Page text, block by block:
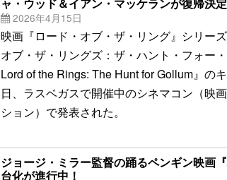
2026年4月15日
映画『ロード・オブ・ザ・リング』シリー
オブ・ザ・リングズ：ザ・ハント・フォー
Lord of the Rings: The Hunt for Gollum』の
日、ラスベガスで開催中のシネマコン（映
ション）で発表された。
ジョージ・ミラー監督の踊るペンギン映画
台化が進行中！